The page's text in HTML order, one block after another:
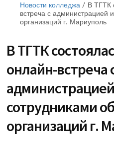
Новости колледжа / В ТГТК
встреча с администрацией
организаций г. Мариуполь
В ТГТК
онлайн-встреча
сотрудниками
организаций г.